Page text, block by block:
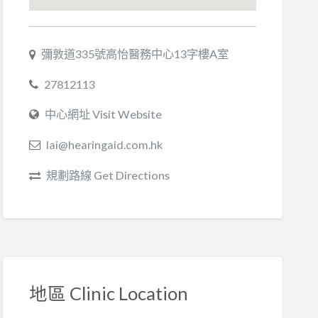
彌敦道335號高怡醫務中心13字樓A室
27812113
中心網址 Visit Website
lai@hearingaid.com.hk
規劃路線 Get Directions
地區 Clinic Location